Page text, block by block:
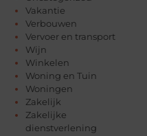
Vakantie
Verbouwen
Vervoer en transport
Wijn
Winkelen
Woning en Tuin
Woningen
Zakelijk
Zakelijke
dienstverlening